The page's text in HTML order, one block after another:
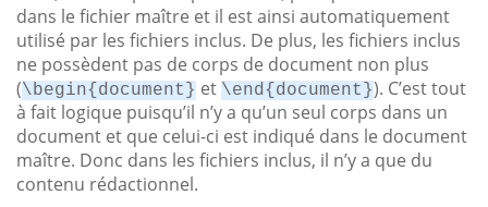
dans le fichier maître et il est ainsi automatiquement
utilisé par les fichiers inclus. De plus, les fichiers inclus
ne possèdent pas de corps de document non plus
(\begin{document} et \end{document}). C’est tout
à fait logique puisqu’il n’y a qu’un seul corps dans un
document et que celui-ci est indiqué dans le document
maître. Donc dans les fichiers inclus, il n’y a que du
contenu rédactionnel.